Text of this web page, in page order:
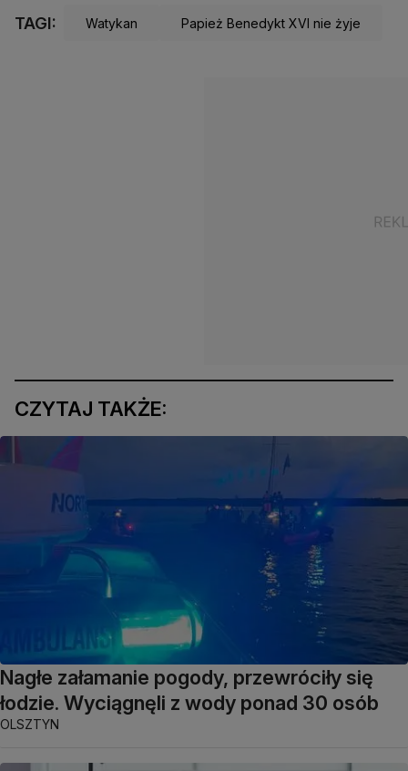
TAGI: Watykan Papież Benedykt XVI nie żyje
CZYTAJ TAKŻE:
Nagłe załamanie pogody, przewróciły się
łodzie. Wyciągnęli z wody ponad 30 osób
OLSZTYN